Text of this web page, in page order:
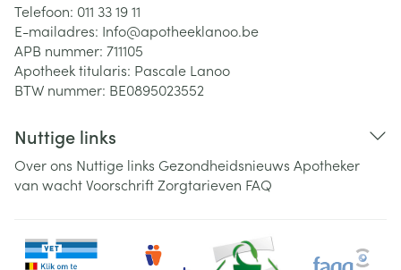
Telefoon: 011 33 19 11
E-mailadres: Info@apotheeklanoo.be
APB nummer: 711105
Apotheek titularis: Pascale Lanoo
BTW nummer: BE0895023552
Nuttige links
Over ons Nuttige links Gezondheidsnieuws Apotheker
van wachtVoorschriftZorgtarieven FAQ